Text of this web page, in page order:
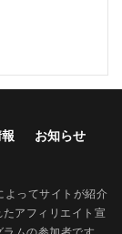
お知らせ
よってサイトが紹介
アフィリエイト宣
ムの参加者です。